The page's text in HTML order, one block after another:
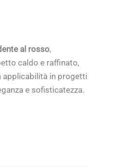
al rosso,
caldo e raffinato,
applicabilità in progetti
e sofisticatezza.